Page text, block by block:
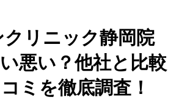
リニック静岡院
悪い？他社と比較
ミを徹底調査！